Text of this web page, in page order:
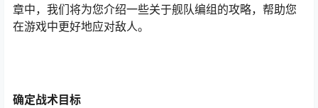
章中，我们将为您介绍一些关于舰队编组的攻略，帮助您
在游戏中更好地应对敌人。
确定战术目标